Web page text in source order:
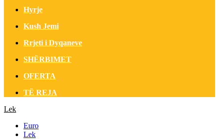
Hyrje
Kush Jemi
Rrjeti i Dyqaneve
SHËRBIMET
OFERTA
TË REJA
Lek
Euro
Lek